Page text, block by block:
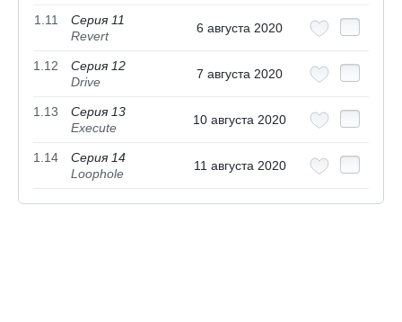
1.11
Серия 11
Revert
6 августа 2020
1.12
Серия 12
Drive
7 августа 2020
1.13
Серия 13
Execute
10 августа 2020
1.14
Серия 14
Loophole
11 августа 2020